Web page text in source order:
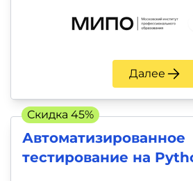
Далее
Ав­то­ма­ти­зи­ро­ван­ное
тестирование на
Скидка 45%